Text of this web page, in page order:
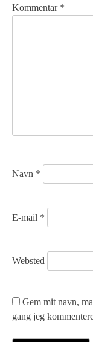
s
a
Kommentar *
Navn *
E-mail *
Websted
Gem mit navn,
gang jeg